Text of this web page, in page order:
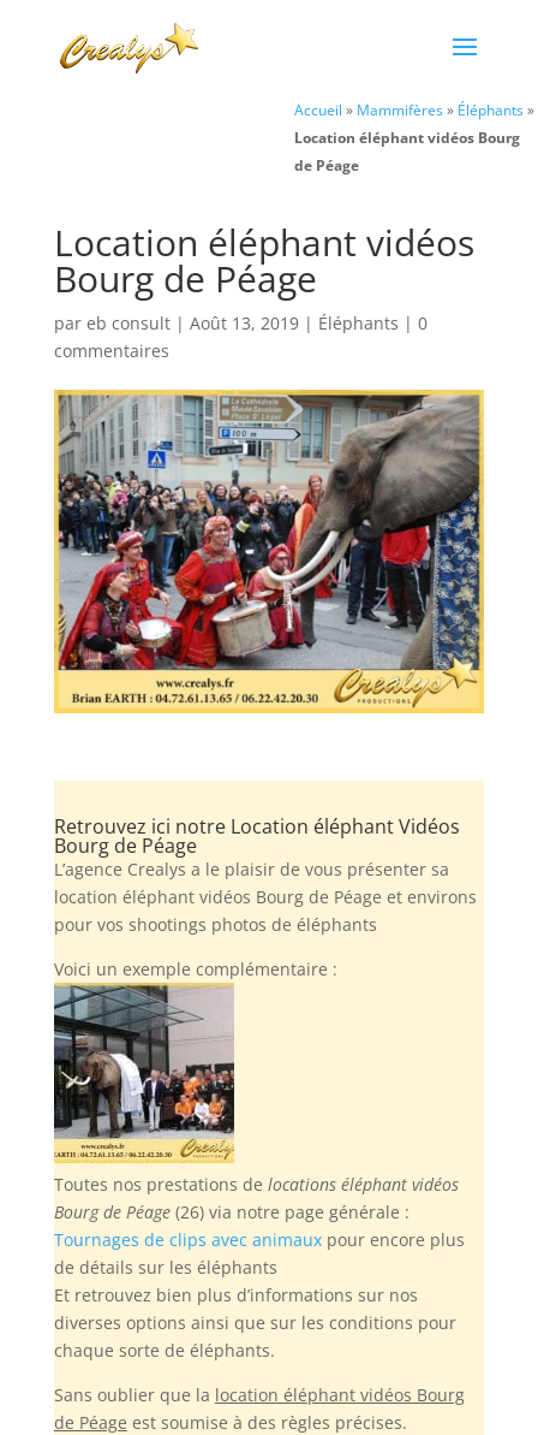
Accueil » Mammifères» Éléphants»
Location éléphant vidéos Bourg
de Péage
Location éléphant vidéos
Bourg de Péage
par eb consult| Août 13, 2019| Éléphants | 0
commentaires
Retrouvez ici notre Location éléphant Vidéos
Bourg de Péage
L’agence Crealys a le plaisir de vous présenter sa
location éléphant vidéos Bourg de Péage et environs
pour vos shootings photos de éléphants
Voici un exemple complémentaire :
Toutes nos prestations de locations éléphant vidéos
Bourg de Péage(26) via notre page générale :
Tournages de clips avec animauxpour encore plus
de détails sur les éléphants
Et retrouvez bien plus d’informations sur nos
diverses options ainsi que sur les conditions pour
chaque sorte de éléphants.
Sans oublierque la location éléphant vidéos Bourg
de Péage est soumise à des règles précises.